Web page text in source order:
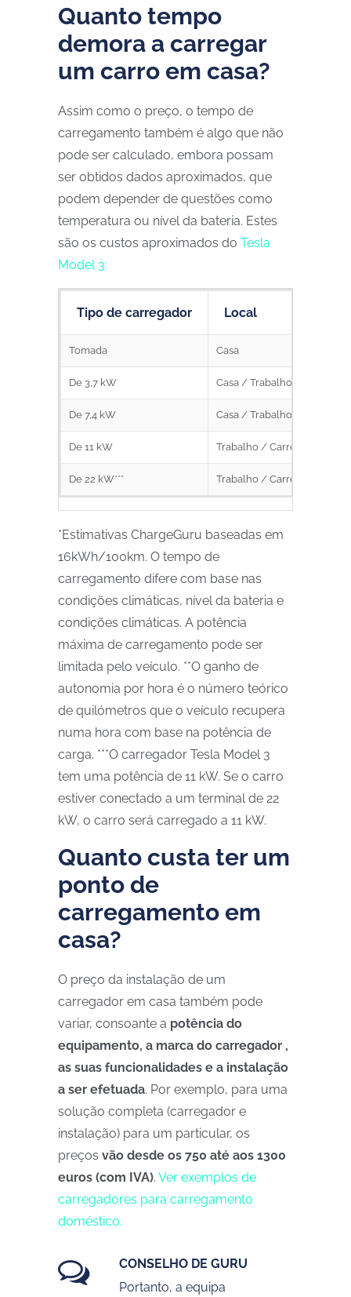
Quanto tempo
demora a carregar
um carro em casa?
Assim como o preço, o tempo de
carregamento também é algo que não
pode ser calculado, embora possam
ser obtidos dados aproximados, que
podem depender de questões como
temperatura ou nível da bateria. Estes
são os custos aproximados do Tesla
Model 3:
Tipo de carregador Local
Tomada Casa
De 3,7 kW Casa / Trabalho
De 7,4 kW Casa / Trabalho/
De 11 kW Trabalho / Carregadores
De 22 kW*** Trabalho / Carregadores
*Estimativas ChargeGuru baseadas em
16kWh/100km. O tempo de
carregamento difere com base nas
condições climáticas, nível da bateria e
condições climáticas. A potência
máxima de carregamento pode ser
limitada pelo veículo. **O ganho de
autonomia por hora é o número teórico
de quilómetros que o veículo recupera
numa hora com base na potência de
carga. ***O carregador Tesla Model 3
tem uma potência de 11 kW. Se o carro
estiver conectado a um terminal de 22
kW, o carro será carregado a 11 kW.
Quanto custa ter um
ponto de
carregamento em
casa?
O preço da instalação de um
carregador em casa também pode
variar, consoante a potência do
equipamento, a marca do carregador ,
as suas funcionalidades e a instalação
a ser efetuada. Por exemplo, para uma
solução completa (carregador e
instalação) para um particular, os
preços vão desde os 750 até aos 1300
euros (com IVA). Ver exemplos de
carregadores para carregamento
doméstico.
CONSELHO DE GURU
Portanto, a equipa